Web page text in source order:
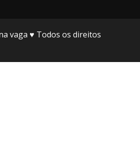
vaga ♥️ Todos os direitos